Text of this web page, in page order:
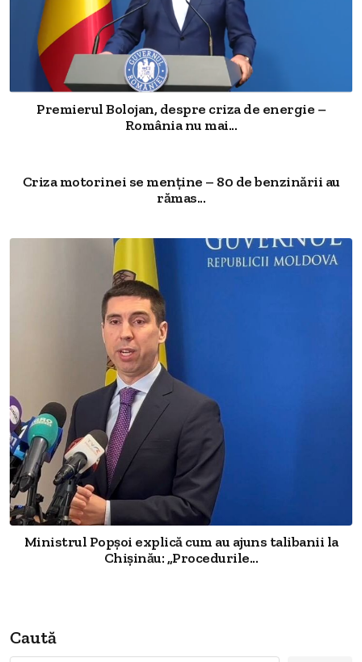
Premierul Bolojan, despre criza de energie –
România nu mai...
Criza motorinei se menține – 80 de benzinării au
rămas...
Ministrul Popșoi explică cum au ajuns talibanii la
Chișinău: „Procedurile...
Caută